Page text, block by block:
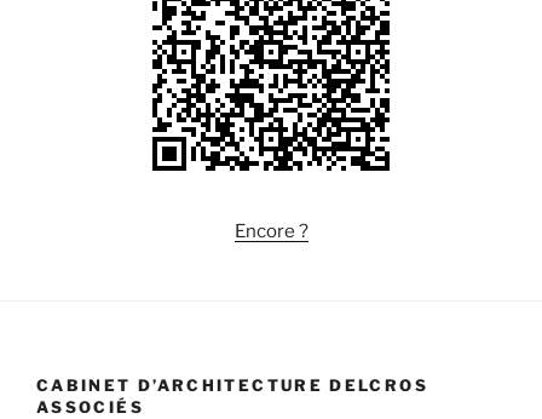
Encore ?
CABINET D’ARCHITECTURE DELCROS
ASSOCIÉS